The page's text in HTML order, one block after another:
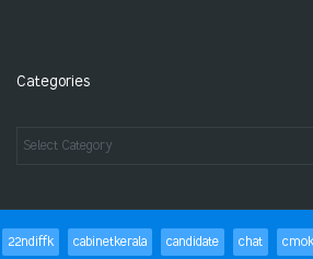
Categories
22ndiffk cabinetkerala candidate chat